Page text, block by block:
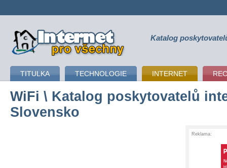
připojení k internetu Katalog
TITULKA TECHNOLOGIE INTERNET
WiFi \ Katalog poskytovatelů
Slovensko
Reklama: